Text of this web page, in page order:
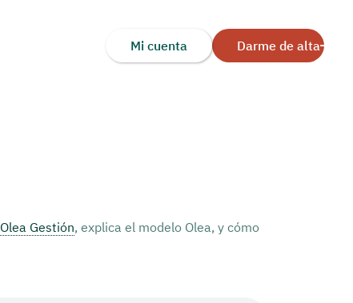
Darme de alta
Mi cuenta
Olea Gestión, explica el modelo Olea, y cómo